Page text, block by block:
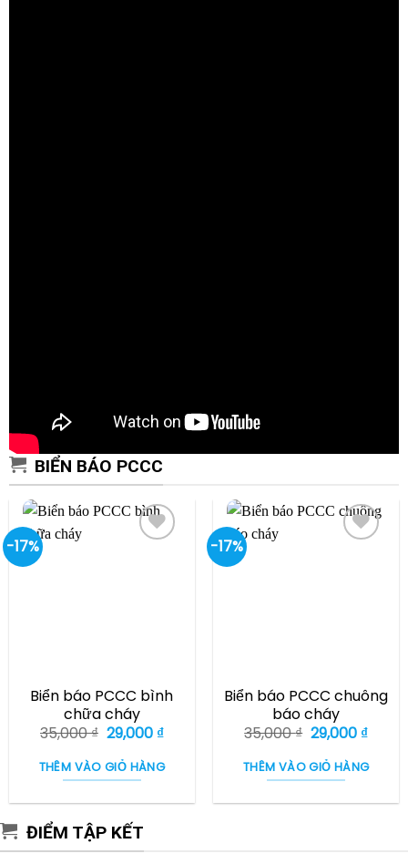
BIỂN BÁO PCCC
-17%
Biển báo PCCC bình
chữa cháy
35,000₫ Giá
gốc
là:
35,000 ₫.
29,000 ₫Giá
tại
là:
THÊM VÀO GIỎ HÀNG
-17%
Biển báo PCCC chuông
báo cháy
35,000₫ Giá
gốc
là:
35,000 ₫.
29,000 ₫Giá
tại
là:
THÊM VÀO GIỎ HÀNG
ĐIỂM TẬP KẾT